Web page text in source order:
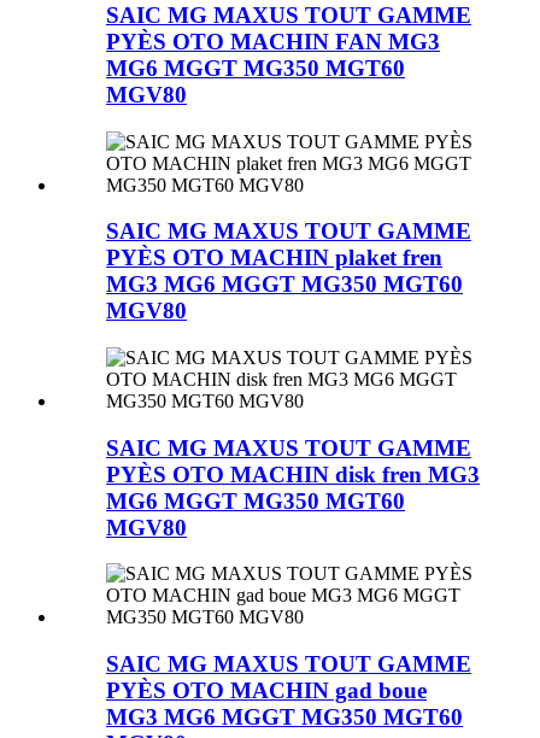
SAIC MG MAXUS TOUT GAMME
PYÈS OTO MACHIN FAN MG3
MG6 MGGT MG350 MGT60
MGV80
SAIC MG MAXUS TOUT GAMME
PYÈS OTO MACHIN plaket fren
MG3 MG6 MGGT MG350 MGT60
MGV80
SAIC MG MAXUS TOUT GAMME
PYÈS OTO MACHIN disk fren MG3
MG6 MGGT MG350 MGT60
MGV80
SAIC MG MAXUS TOUT GAMME
PYÈS OTO MACHIN gad boue
MG3 MG6 MGGT MG350 MGT60